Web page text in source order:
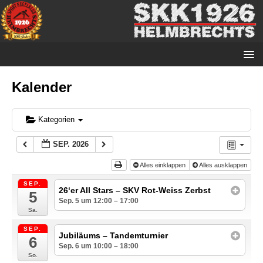
Kalender
Kategorien
SEP. 2026
Alles einklappen Alles ausklappen
SEP.
5
Sa.
26‘er All Stars – SKV Rot-Weiss Zerbst
Sep. 5 um 12:00 – 17:00
SEP.
6
So.
Jubiläums – Tandemturnier
Sep. 6 um 10:00 – 18:00